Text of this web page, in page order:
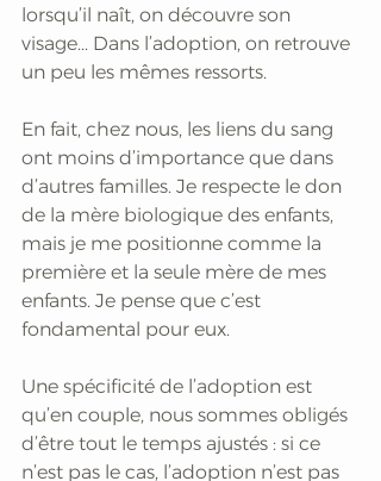
lorsqu’il naît, on découvre son
visage... Dans l’adoption, on retrouve
un peu les mêmes ressorts.
En fait, chez nous, les liens du sang
ont moins d’importance que dans
d’autres familles. Je respecte le don
de la mère biologique des enfants,
mais je me positionne comme la
première et la seule mère de mes
enfants. Je pense que c’est
fondamental pour eux.
Une spécificité de l’adoption est
qu’en couple, nous sommes obligés
d’être tout le temps ajustés : si ce
n’est pas le cas, l’adoption n’est pas